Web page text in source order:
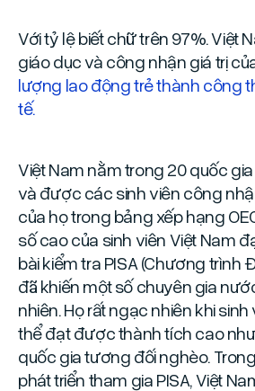
Với tỷ lệ biết chữ trên 97%. Việt
giáo dục và công nhận giá trị
lượng lao động trẻ thành công
tế.
Việt Nam nằm trong 20 quốc
và được các sinh viên công
của họ trong bảng xếp hạng
số cao của sinh viên Việt Nam
bài kiểm tra PISA (Chương trình
đã khiến một số chuyên gia
nhiên. Họ rất ngạc nhiên khi
thể đạt được thành tích cao
quốc gia tương đối nghèo.
phát triển tham gia PISA, Việt